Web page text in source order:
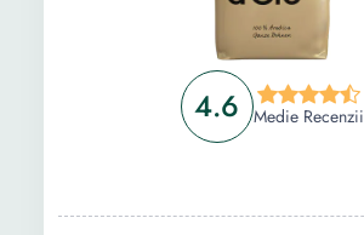
4.6 Medie Recenzii